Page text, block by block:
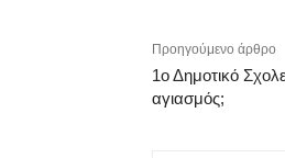
Προηγούμενο άρθρο
1ο Δημοτικό
αγιασμός;